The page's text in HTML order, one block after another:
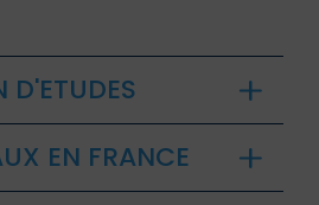
D'ETUDES
EN FRANCE